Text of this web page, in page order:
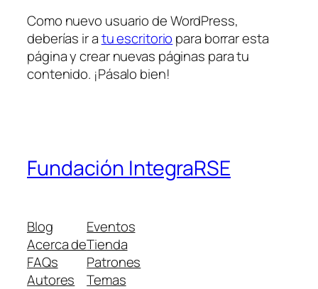
Como nuevo usuario de WordPress,
deberías ir atu escritorio para borrar esta
página y crear nuevas páginas para tu
contenido. ¡Pásalo bien!
Fundación IntegraRSE
Blog
Acerca de
FAQs
Autores
Eventos
Tienda
Patrones
Temas